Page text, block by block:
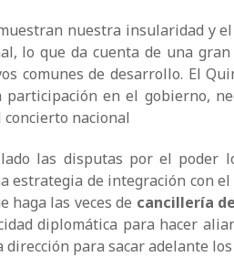
nuestra insularidad y
lo que da cuenta de una gran
comunes de desarrollo. El
en el gobierno,
nacional
las disputas por el poder
estrategia de integración con el
haga las veces de cancillería
diplomática para hacer
para sacar adelante